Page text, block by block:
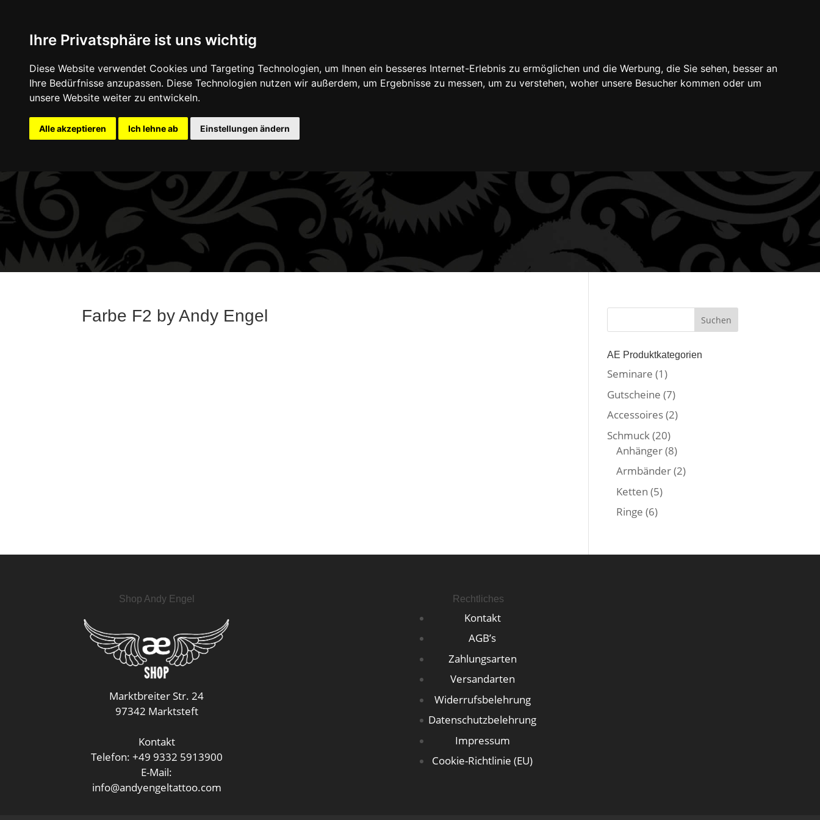
Ihre Privatsphäre ist uns wichtig
Diese Website verwendet Cookies und Targeting Technologien, um Ihnen ein besseres Internet-Erlebnis zu ermöglichen und die Werbung, die Sie sehen, besser an
Ihre Bedürfnisse anzupassen. Diese Technologien nutzen wir außerdem, um Ergebnisse zu messen, um zu verstehen, woher unsere Besucher kommen oder um
unsere Website weiter zu entwickeln.
Alle akzeptieren Ich lehne ab Einstellungen ändern
Home Schmuck Accessoires Gutscheine Seminare Farben & Zubehör für medizinisch notwendige Tätowierungen
Farbe F2 by Andy Engel
AE Produktkategorien
Seminare (1)
Gutscheine (7)
Accessoires(2)
Schmuck (20)
Anhänger(8)
Armbänder(2)
Ketten (5)
Ringe (6)
Shop Andy Engel
Marktbreiter Str. 24
97342 Marktsteft
Kontakt
Telefon: +49 9332 5913900
E-Mail:
info@andyengeltattoo.com
Rechtliches
Kontakt
AGB’s
Zahlungsarten
Versandarten
Widerrufsbelehrung
Datenschutzbelehrung
Impressum
Cookie-Richtlinie (EU)